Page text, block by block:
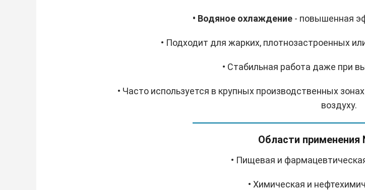
• Водяное охлаждение - повышенная
• Подходит для жарких, плотнозастроенных
• Стабильная работа даже при
• Часто используется в крупных производственных
воздуху.
Области применения
• Пищевая и
• Химическая и